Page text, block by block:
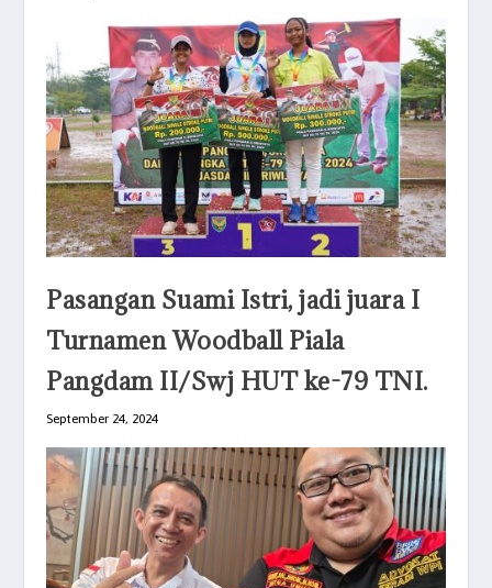
Pasangan Suami Istri, jadi juara I
Turnamen Woodball Piala
Pangdam II/Swj HUT ke-79 TNI.
September 24, 2024